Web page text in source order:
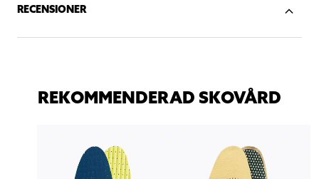
RECENSIONER
REKOMMENDERAD SKOVÅRD